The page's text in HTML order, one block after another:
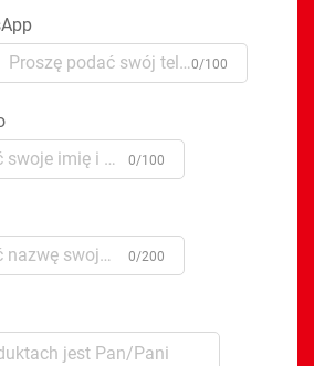
0/100
0/100
0/200